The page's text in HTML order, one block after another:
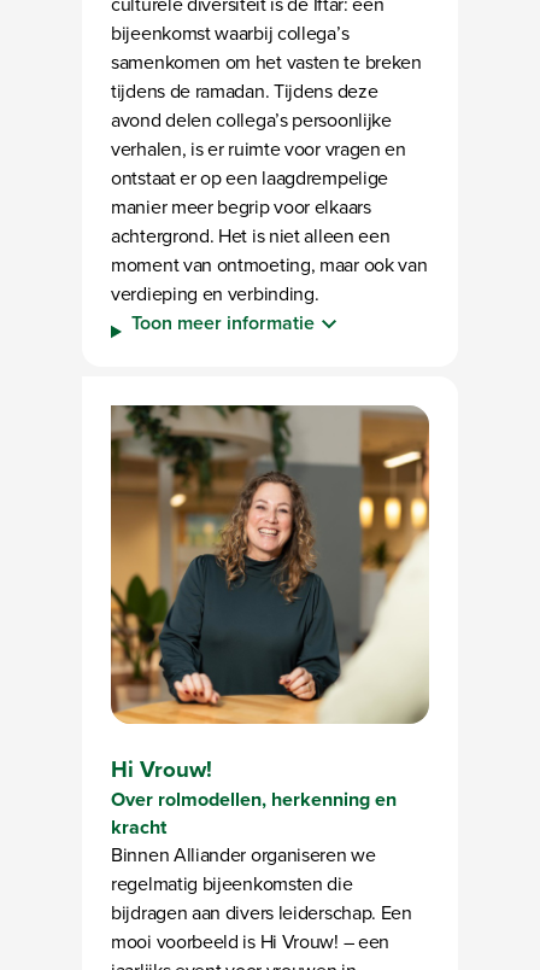
bijeenkomst waarbij collega’s
samenkomen om het vasten te breken
tijdens de ramadan. Tijdens deze
avond delen collega’s persoonlijke
verhalen, is er ruimte voor vragen en
ontstaat er op een laagdrempelige
manier meer begrip voor elkaars
achtergrond. Het is niet alleen een
moment van ontmoeting, maar ook van
verdieping en verbinding.
Toon meer informatie
Hi Vrouw!
Over rolmodellen, herkenning en
kracht
Binnen Alliander organiseren we
regelmatig bijeenkomsten die
bijdragen aan divers leiderschap. Een
mooi voorbeeld is Hi Vrouw! – een